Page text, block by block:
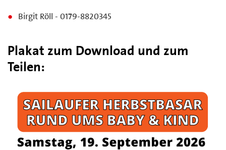
Birgit Röll - 0179-8820345
Plakat zum Download und zum
Teilen: